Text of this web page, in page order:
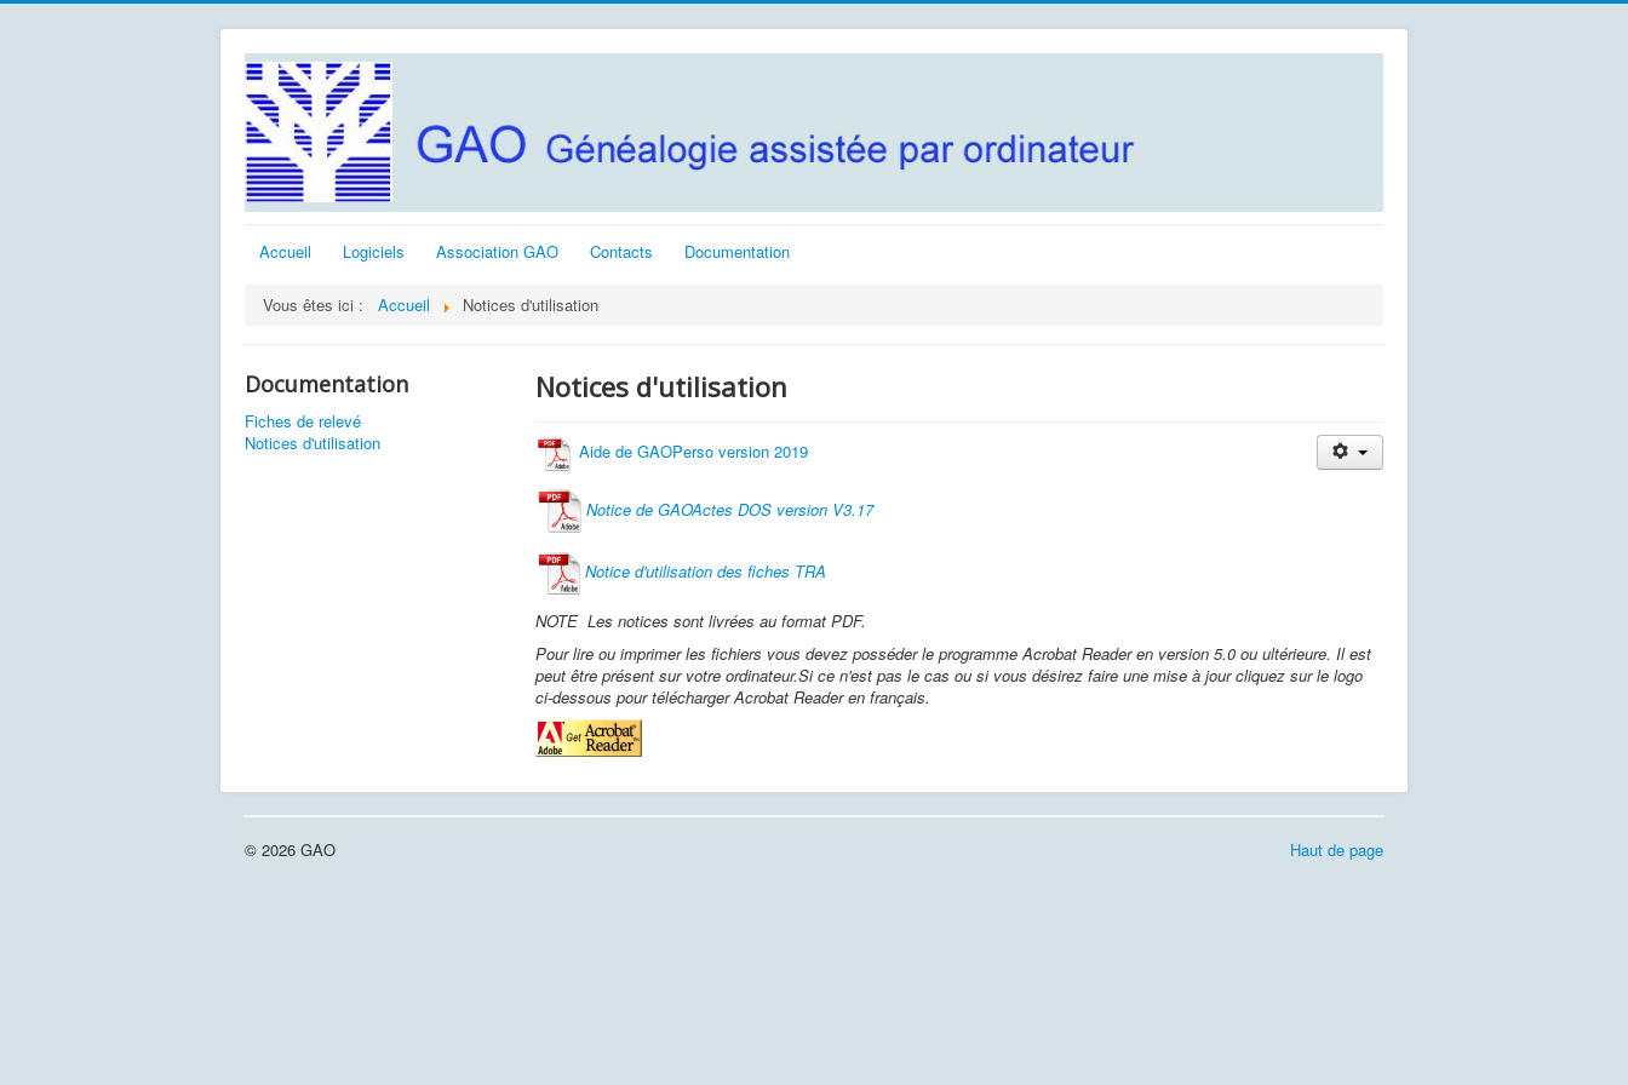
Accueil Logiciels Association GAO Contacts Documentation
Vous êtes ici : Accueil Notices d'utilisation
Documentation
Fiches de relevé
Notices d'utilisation
Notices d'utilisation
Aide de GAOPerso version 2019
Notice de GAOActes DOS version V3.17
Notice d'utilisation des fiches TRA
NOTE Les notices sont livrées au format PDF.
Pour lire ou imprimer les fichiers vous devez posséder le programme Acrobat Reader en version 5.0 ou ultérieure. Il est
peut être présent sur votre ordinateur.Si ce n'est pas le cas ou si vous désirez faire une mise à jour cliquez sur le logo
ci-dessous pour télécharger Acrobat Reader en français.
Haut de page
© 2026 GAO